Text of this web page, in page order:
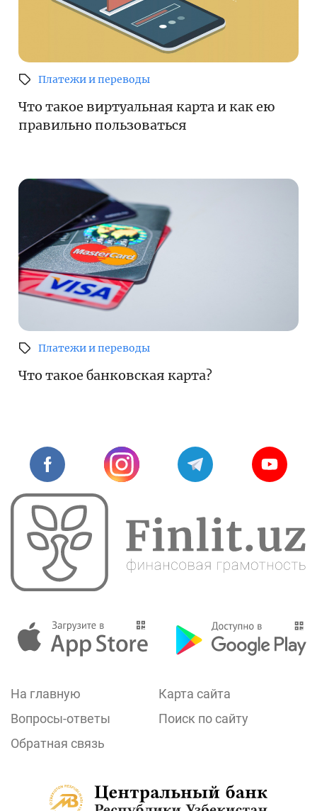
Платежи и переводы
Что такое виртуальная карта и как ею
правильно пользоваться
Платежи и переводы
Что такое банковская карта?
На главную
Карта сайта
Вопросы-ответы
Поиск по сайту
Обратная связь